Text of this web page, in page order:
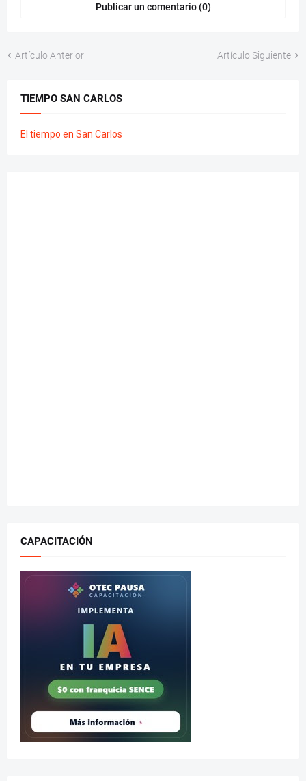
Publicar un comentario (0)
Artículo Anterior Artículo Siguiente
TIEMPO SAN CARLOS
El tiempo en San Carlos
CAPACITACIÓN